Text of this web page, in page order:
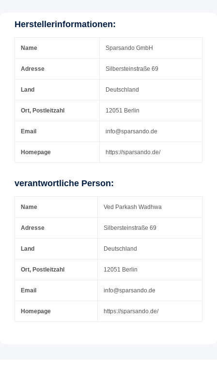
Herstellerinformationen:
Name Sparsando GmbH
Adresse Silbersteinstraße 69
Land Deutschland
Ort, Postleitzahl 12051 Berlin
Email info@sparsando.de
Homepage https://sparsando.de/
verantwortliche Person:
Name Ved Parkash Wadhwa
Adresse Silbersteinstraße 69
Land Deutschland
Ort, Postleitzahl 12051 Berlin
Email info@sparsando.de
Homepage https://sparsando.de/